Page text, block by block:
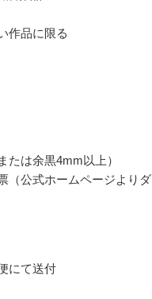
作品に限る
は余黒4mm以上）
（公式ホームページよりダ
にて送付